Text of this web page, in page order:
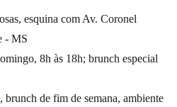
esquina com Av. Coronel
- MS
8h às 18h; brunch especial
brunch de fim de semana, ambiente